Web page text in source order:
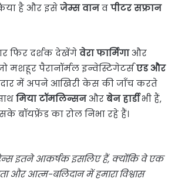
है और इसेजेम्स वानवपीटर सफ्रान
फिर दर्शक देखेंगेवेरा फार्मिगाऔर
मशहूर पैरानॉर्मल इन्वेस्टिगेटर्सएड और
में अपने आखिरी केस की जाँच करते
मिया टॉमलिन्सनऔरबेन हार्डीभी हैं,
बॉयफ्रेंड का रोल निभा रहे हैं।
इतने आकर्षक इसलिए हैं, क्योंकि वे एक
और आत्म-बलिदान में हमारा विश्वास